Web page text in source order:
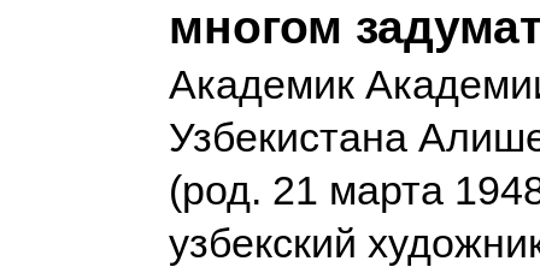
многом
Академик
Узбекистана
(род. 21 марта
узбекский